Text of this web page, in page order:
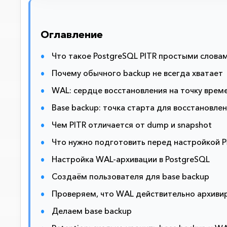
Оглавление
Что такое PostgreSQL PITR простыми
Почему обычного backup не всегда хватает
WAL: сердце восстановления на точку
Base backup: точка старта для
Чем PITR отличается от dump и snapshot
Что нужно подготовить перед настройкой
Настройка WAL-архивации в PostgreSQL
Создаём пользователя для base backup
Проверяем, что WAL действительно
Делаем base backup